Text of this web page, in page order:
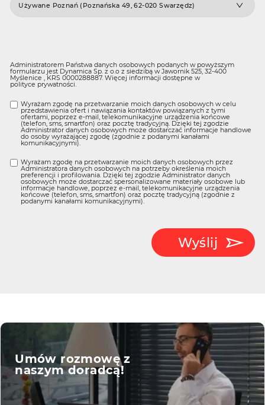
Administratorem Państwa danych osobowych podanych w powyższym
formularzu jest Dynamica Sp. z o.o z siedzibą w Jawornik 525, 32-400
Myślenice , KRS 0000288887. Więcej informacji dostępne w
polityce prywatności
Wyrażam zgodę na przetwarzanie moich danych osobowych w celu
przedstawienia ofert i nawiązania kontaktów powiązanych z tymi
ofertami, poprzez e-mail, telekomunikacyjne urządzenia końcowe
(telefon, sms, smartfon) oraz pocztę tradycyjną. Dzięki tej zgodzie
Administrator danych osobowych może dostarczać informacje handlowe
do osoby wyrażającej zgodę (zgodnie z podanymi kanałami
komunikacyjnymi).
Wyrażam zgodę na przetwarzanie moich danych osobowych przez
Administratora danych osobowych na potrzeby określenia moich
preferencji i profilowania. Dzięki tej zgodzie Administrator danych
osobowych może dostarczać spersonalizowane materiały osobowe lub
informacje handlowe, poprzez e-mail, telekomunikacyjne urządzenia
końcowe (telefon, sms, smartfon) oraz pocztę tradycyjną (zgodnie z
podanymi kanałami komunikacyjnymi).
Wyślij
Umów rozmowę z
naszym doradcą!